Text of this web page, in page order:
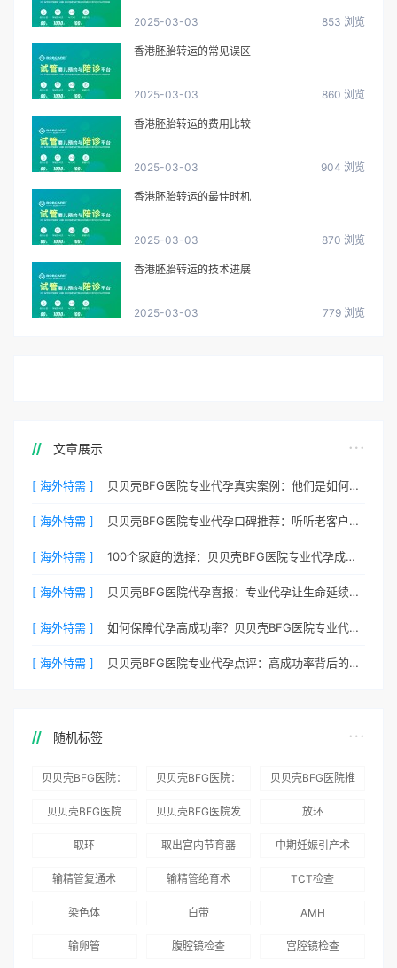
2025-03-03 853 浏览
香港胚胎转运的常见误区
2025-03-03 860 浏览
香港胚胎转运的费用比较
2025-03-03 904 浏览
香港胚胎转运的最佳时机
2025-03-03 870 浏览
香港胚胎转运的技术进展
2025-03-03 779 浏览
文章展示
[ 海外特需 ] 贝贝壳BFG医院专业代孕真实案例：他们是如何在这里圆梦的
[ 海外特需 ] 贝贝壳BFG医院专业代孕口碑推荐：听听老客户的真实评价
[ 海外特需 ] 100个家庭的选择：贝贝壳BFG医院专业代孕成功案例分享
[ 海外特需 ] 贝贝壳BFG医院代孕喜报：专业代孕让生命延续更简单
[ 海外特需 ] 如何保障代孕高成功率？贝贝壳BFG医院专业代孕方案解析
[ 海外特需 ] 贝贝壳BFG医院专业代孕点评：高成功率背后的医疗神话
随机标签
贝贝壳BFG医院：
务
贝贝壳BFG医院：
术”和“法律支持”
贝贝壳BFG医院推
贝贝壳BFG医院
贝贝壳BFG医院发
国版）》
放环
取环 取出宫内节育器 中期妊娠引产术
输精管复通术 输精管绝育术 TCT检查
染色体 白带 AMH
输卵管 腹腔镜检查 宫腔镜检查